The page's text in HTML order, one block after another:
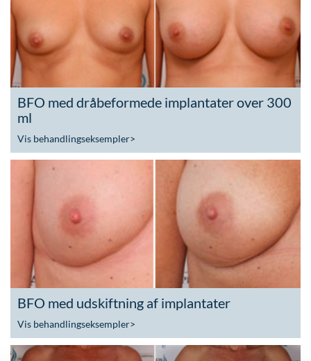
BFO med dråbeformede implantater over 300
ml
Vis behandlingseksempler>
BFO med udskiftning af implantater
Vis behandlingseksempler>